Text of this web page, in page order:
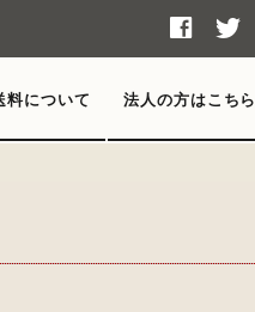
料について 法人の方はこちら